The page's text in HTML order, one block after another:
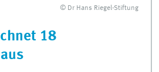
© Dr Hans Riegel-Stiftung
18